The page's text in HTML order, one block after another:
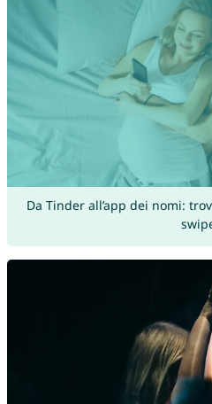
Da Tinder all’app dei nomi: